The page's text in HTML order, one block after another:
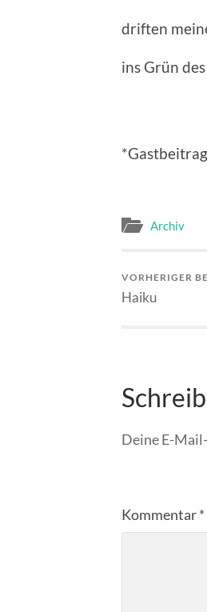
driften
ins Grün
Archiv
VORHERIGER
Haiku
Deine E-
Kommentar*